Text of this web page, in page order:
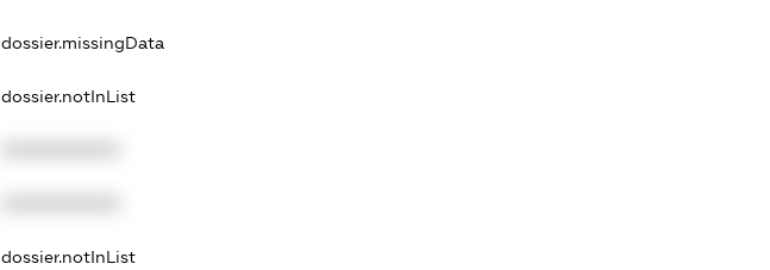
dossier.missingData
dossier.notInList
dossier.notInList